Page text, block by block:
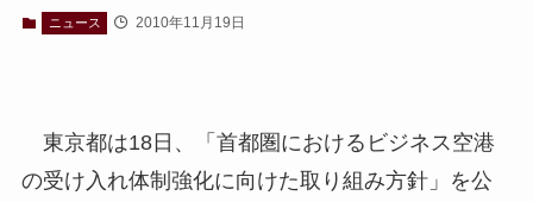
ニュース 2010年11月19日
東京都は18日、「首都圏におけるビジネス空港
の受け入れ体制強化に向けた取り組み方針」を公